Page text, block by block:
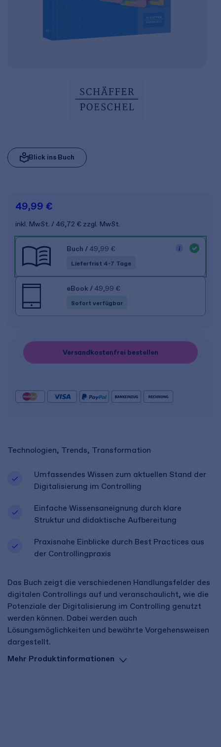
Blick ins Buch
Technologien, Trends, Transformation
Umfassendes Wissen zum aktuellen Stand der
Digitalisierung im Controlling
Einfache Wissensaneignung durch klare
Struktur und didaktische Aufbereitung
Praxisnahe Einblicke durch Best Practices aus
der Controllingpraxis
Das Buch zeigt die verschiedenen Handlungsfelder des
digitalen Controllings auf und veranschaulicht, wie die
Potenziale der Digitalisierung im Controlling genutzt
werden können. Dabei werden auch
Lösungsmöglichkeiten und bewährte Vorgehensweisen
dargestellt.
Mehr Produktinformationen
49,99 €
inkl. MwSt. 46,72 € zzgl. MwSt.
Buch / 49,99 €
Lieferfrist 4-7 Tage
eBook / 49,99 €
Sofort verfügbar
Versandkostenfrei bestellen